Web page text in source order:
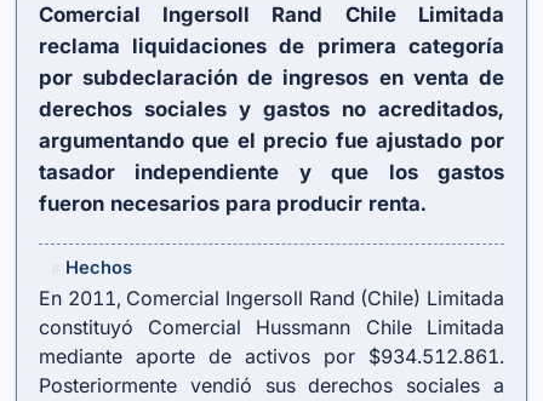
Comercial Ingersoll Rand Chile Limitada
reclama liquidaciones de primera categoría
por subdeclaración de ingresos en venta de
derechos sociales y gastos no acreditados,
argumentando que el precio fue ajustado por
tasador independiente y que los gastos
fueron necesarios para producir renta.
Hechos
En 2011, Comercial Ingersoll Rand (Chile) Limitada
constituyó Comercial Hussmann Chile Limitada
mediante aporte de activos por $934.512.861.
Posteriormente vendió sus derechos sociales a